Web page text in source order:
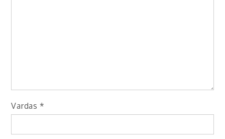
Vardas *